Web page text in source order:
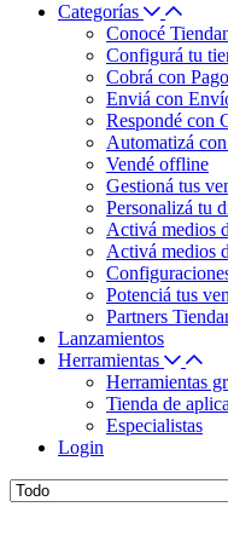
Categorías
Conocé
Configurá tu
Cobrá con
Enviá con
Respondé con
Automatizá
Vendé offline
Gestioná tus
Personalizá tu
Activá medios
Activá medios
Potenciá tus
Partners
Lanzamientos
Herramientas
Herramientas
Tienda de
Especialistas
Login